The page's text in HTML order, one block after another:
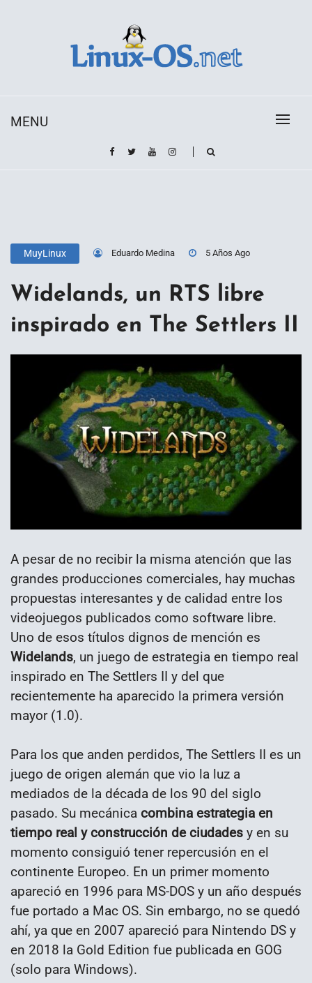
MENU
MuyLinux Eduardo Medina 5 Años Ago
Widelands, un RTS libre
inspirado en The Settlers II
A pesar de no recibir la misma atención que las
grandes producciones comerciales, hay muchas
propuestas interesantes y de calidad entre los
videojuegos publicados como software libre.
Uno de esos títulos dignos de mención es
Widelands, un juego de estrategia en tiempo real
inspirado en The Settlers II y del que
recientemente ha aparecido la primera versión
mayor (1.0).
Para los que anden perdidos, The Settlers II es un
juego de origen alemán que vio la luz a
mediados de la década de los 90 del siglo
pasado. Su mecánica combina estrategia en
tiempo real y construcción de ciudades y en su
momento consiguió tener repercusión en el
continente Europeo. En un primer momento
apareció en 1996 para MS-DOS y un año después
fue portado a Mac OS. Sin embargo, no se quedó
ahí, ya que en 2007 apareció para Nintendo DS y
en 2018 la Gold Edition fue publicada en GOG
(solo para Windows).